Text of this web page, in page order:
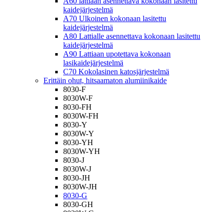
kaidejärjestelmä
A70 Ulkoinen kokonaan lasitettu
kaidejärjestelmä
A80 Lattialle asennettava kokonaan lasitettu
kaidejärjestelmä
A90 Lattiaan upotettava kokonaan
lasikaidejärjestelmä
C70 Kokolasinen katosjärjestelmä
Erittäin ohut, hitsaamaton alumiinikaide
8030-F
8030W-F
8030-FH
8030W-FH
8030-Y
8030W-Y
8030-YH
8030W-YH
8030-J
8030W-J
8030-JH
8030W-JH
8030-G
8030-GH